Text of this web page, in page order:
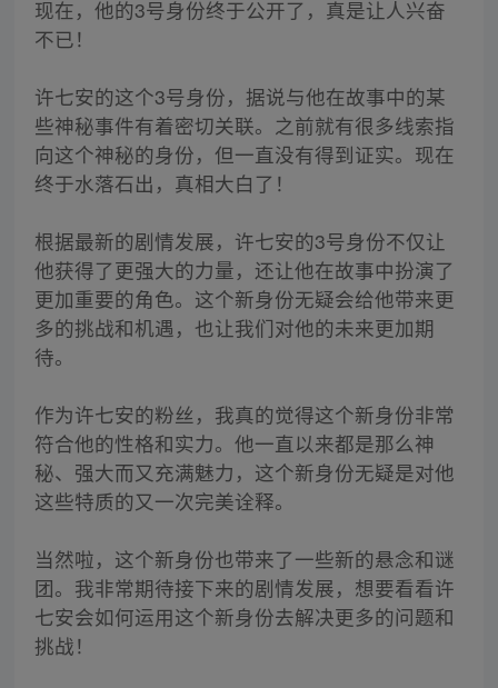
现在，他的3号身份终于公开了，真是让人兴奋
不已！
许七安的这个3号身份，据说与他在故事中的某
些神秘事件有着密切关联。之前就有很多线索指
向这个神秘的身份，但一直没有得到证实。现在
终于水落石出，真相大白了！
根据最新的剧情发展，许七安的3号身份不仅让
他获得了更强大的力量，还让他在故事中扮演了
更加重要的角色。这个新身份无疑会给他带来更
多的挑战和机遇，也让我们对他的未来更加期
待。
作为许七安的粉丝，我真的觉得这个新身份非常
符合他的性格和实力。他一直以来都是那么神
秘、强大而又充满魅力，这个新身份无疑是对他
这些特质的又一次完美诠释。
当然啦，这个新身份也带来了一些新的悬念和谜
团。我非常期待接下来的剧情发展，想要看看许
七安会如何运用这个新身份去解决更多的问题和
挑战！